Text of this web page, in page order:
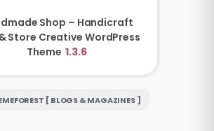
Shop – Handicraft
Store Creative WordPress
Theme 1.3.6
[ BLOGS & MAGAZINES ]